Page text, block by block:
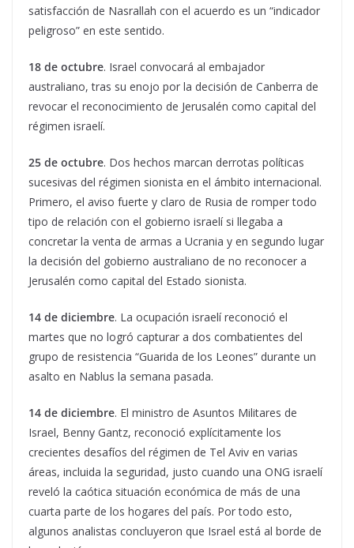
satisfacción de Nasrallah con el acuerdo es un “indicador
peligroso” en este sentido.
18 de octubre. Israel convocará al embajador
australiano, tras su enojo por la decisión de Canberra de
revocar el reconocimiento de Jerusalén como capital del
régimen israelí.
25 de octubre. Dos hechos marcan derrotas políticas
sucesivas del régimen sionista en el ámbito internacional.
Primero, el aviso fuerte y claro de Rusia de romper todo
tipo de relación con el gobierno israelí si llegaba a
concretar la venta de armas a Ucrania y en segundo lugar
la decisión del gobierno australiano de no reconocer a
Jerusalén como capital del Estado sionista.
14 de diciembre. La ocupación israelí reconoció el
martes que no logró capturar a dos combatientes del
grupo de resistencia “Guarida de los Leones” durante un
asalto en Nablus la semana pasada.
14 de diciembre. El ministro de Asuntos Militares de
Israel, Benny Gantz, reconoció explícitamente los
crecientes desafíos del régimen de Tel Aviv en varias
áreas, incluida la seguridad, justo cuando una ONG israelí
reveló la caótica situación económica de más de una
cuarta parte de los hogares del país. Por todo esto,
algunos analistas concluyeron que Israel está al borde de